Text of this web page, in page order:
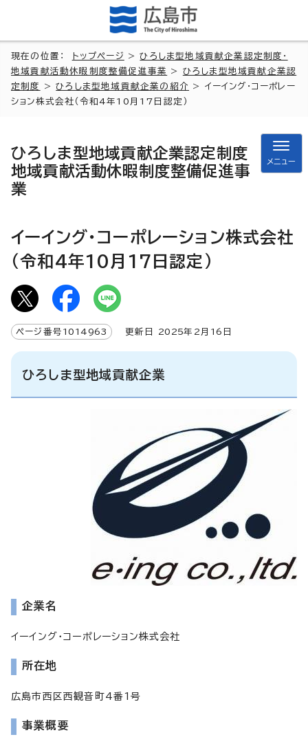
現在の位置： トップページ >ひろしま型地域貢献企業認定制度・
地域貢献活動休暇制度整備促進事業
> ひろしま型地域貢献企業認
定制度
>ひろしま型地域貢献企業の紹介
> イーイング・コーポレー
ション株式会社（令和4年10月17日認定）
ひろしま型地域貢献企業認定制度
地域貢献活動休暇制度整備促進事
業
メニュー
イーイング・コーポレーション株式会社
（令和4年10月17日認定）
ページ番号 1014963 更新日 2025年2月 16 日
ひろしま型地域貢献企業
企業名
イーイング・コーポレーション株式会社
所在地
広島市西区西観音町4番1号
事業概要